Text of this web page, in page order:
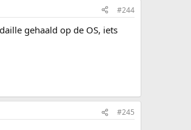
#244
gehaald op de OS, iets
#245